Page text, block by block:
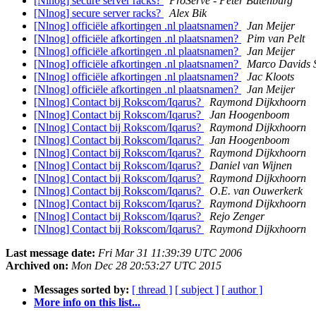
[Nlnog] secure server racks?
Alex Bik
[Nlnog] officiële afkortingen .nl plaatsnamen?
Jan Meijer
[Nlnog] officiële afkortingen .nl plaatsnamen?
Pim van Pelt
[Nlnog] officiële afkortingen .nl plaatsnamen?
Jan Meijer
[Nlnog] officiële afkortingen .nl plaatsnamen?
Marco Davids
[Nlnog] officiële afkortingen .nl plaatsnamen?
Jac Kloots
[Nlnog] officiële afkortingen .nl plaatsnamen?
Jan Meijer
[Nlnog] Contact bij Rokscom/Iqarus?
Raymond Dijkxhoorn
[Nlnog] Contact bij Rokscom/Iqarus?
Jan Hoogenboom
[Nlnog] Contact bij Rokscom/Iqarus?
Raymond Dijkxhoorn
[Nlnog] Contact bij Rokscom/Iqarus?
Jan Hoogenboom
[Nlnog] Contact bij Rokscom/Iqarus?
Raymond Dijkxhoorn
[Nlnog] Contact bij Rokscom/Iqarus?
Daniel van Wijnen
[Nlnog] Contact bij Rokscom/Iqarus?
Raymond Dijkxhoorn
[Nlnog] Contact bij Rokscom/Iqarus?
O.E. van Ouwerkerk
[Nlnog] Contact bij Rokscom/Iqarus?
Raymond Dijkxhoorn
[Nlnog] Contact bij Rokscom/Iqarus?
Rejo Zenger
[Nlnog] Contact bij Rokscom/Iqarus?
Raymond Dijkxhoorn
Last message date: Fri Mar 31 11:39:39 UTC 2006
Archived on: Mon Dec 28 20:53:27 UTC 2015
Messages sorted by: [ thread ] [ subject ] [ author ]
More info on this list...